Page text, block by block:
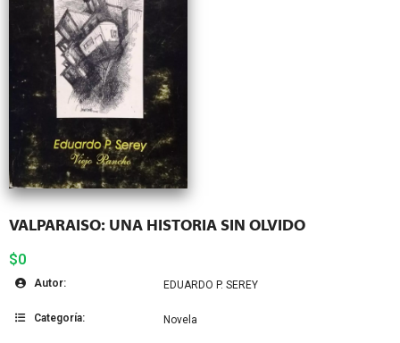
VALPARAISO: UNA HISTORIA SIN OLVIDO
$0
Autor: EDUARDO P. SEREY
Categoría: Novela